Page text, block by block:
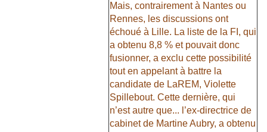
Mais, contrairement à Nantes ou
Rennes, les discussions ont
échoué à Lille. La liste de la FI, qui
a obtenu 8,8 % et pouvait donc
fusionner, a exclu cette possibilité
tout en appelant à battre la
candidate de LaREM, Violette
Spillebout. Cette dernière, qui
n’est autre que... l’ex-directrice de
cabinet de Martine Aubry, a obtenu